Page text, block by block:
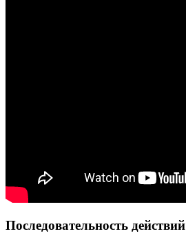
Последовательность действий